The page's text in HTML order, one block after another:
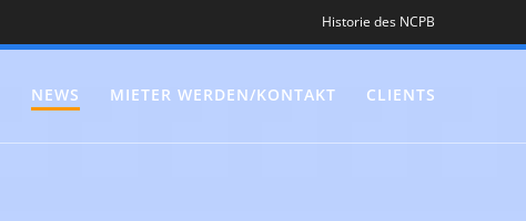
Historie des NCPB
NEWS MIETER WERDEN/KONTAKT CLIENTS